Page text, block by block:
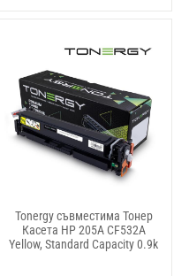
Tonergy съвместима Тонер
Касета HP 205A CF532A
Yellow, Standard Capacity 0.9k